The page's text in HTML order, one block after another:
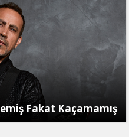
Fakat Kaçamamış